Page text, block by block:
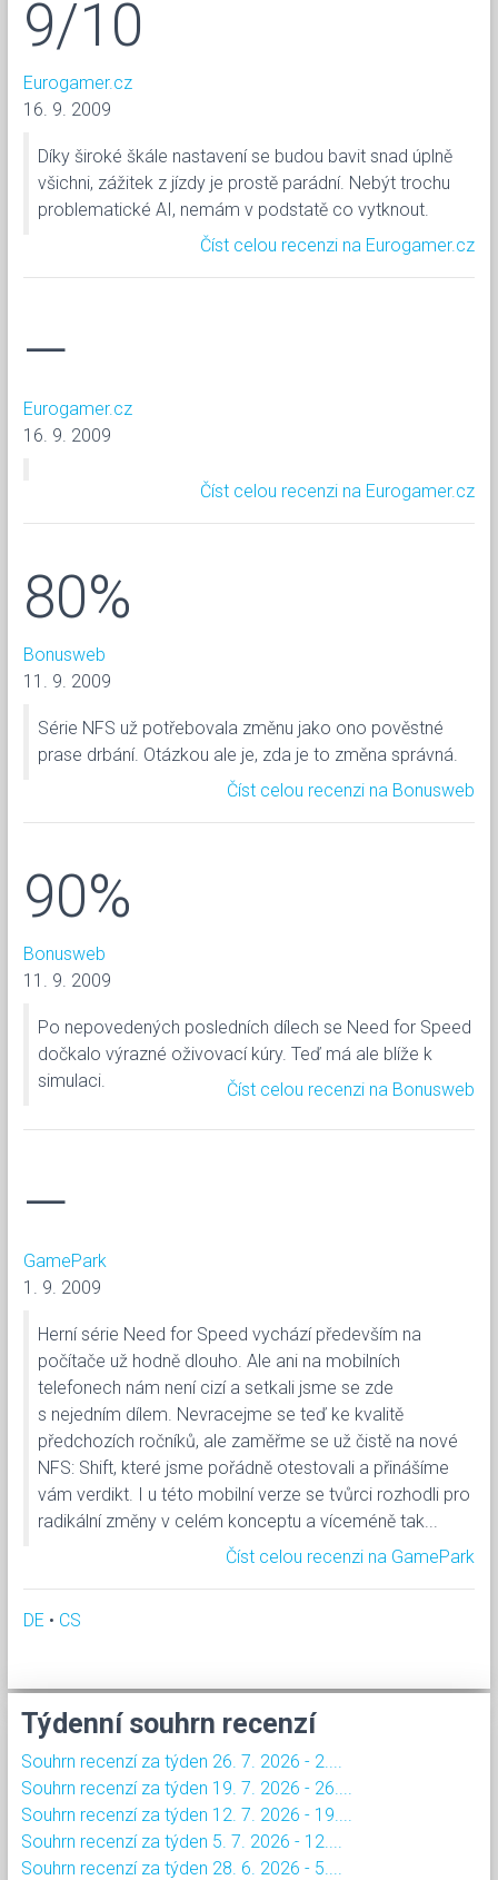
9/10
Eurogamer.cz
16. 9. 2009
Díky široké škále nastavení se budou bavit snad úplně
všichni, zážitek z jízdy je prostě parádní. Nebýt trochu
problematické AI, nemám v podstatě co vytknout.
Číst celou recenzi na Eurogamer.cz
—
Eurogamer.cz
16. 9. 2009
Číst celou recenzi na Eurogamer.cz
80%
Bonusweb
11. 9. 2009
Série NFS už potřebovala změnu jako ono pověstné
prase drbání. Otázkou ale je, zda je to změna správná.
Číst celou recenzi na Bonusweb
90%
Bonusweb
11. 9. 2009
Po nepovedených posledních dílech se Need for Speed
dočkalo výrazné oživovací kúry. Teď má ale blíže k
simulaci.
Číst celou recenzi na Bonusweb
—
GamePark
1. 9. 2009
Herní série Need for Speed vychází především na
počítače už hodně dlouho. Ale ani na mobilních
telefonech nám není cizí a setkali jsme se zde
s nejedním dílem. Nevracejme se teď ke kvalitě
předchozích ročníků, ale zaměřme se už čistě na nové
NFS: Shift, které jsme pořádně otestovali a přinášíme
vám verdikt. I u této mobilní verze se tvůrci rozhodli pro
radikální změny v celém konceptu a víceméně tak...
Číst celou recenzi na GamePark
DE • CS
Týdenní souhrn recenzí
Souhrn recenzí za týden 26. 7. 2026 - 2....
Souhrn recenzí za týden 19. 7. 2026 - 26....
Souhrn recenzí za týden 12. 7. 2026 - 19....
Souhrn recenzí za týden 5. 7. 2026 - 12....
Souhrn recenzí za týden 28. 6. 2026 - 5....